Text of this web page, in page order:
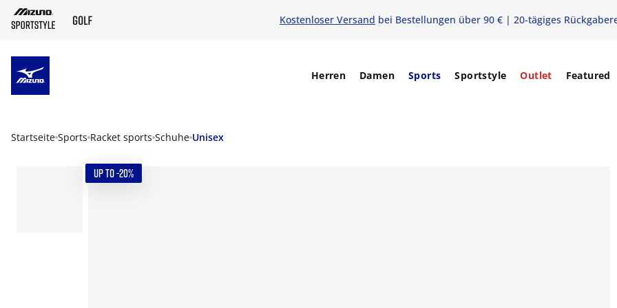
Kostenloser Versand bei Bestellungen über 90 € | 20-tägiges
Herren Damen Sports Sportstyle Outlet Featured
Startseite Sports Racket sports Schuhe Unisex
UP TO -20%